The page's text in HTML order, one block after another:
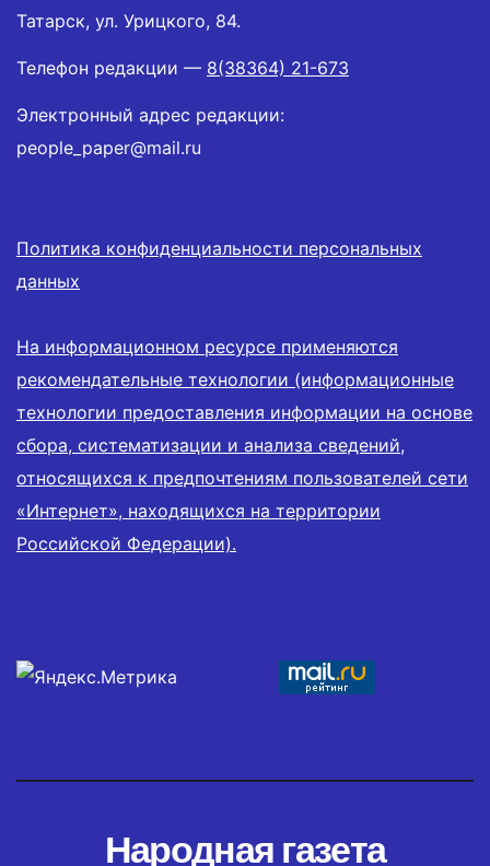
Татарск, ул. Урицкого, 84.
Телефон редакции — 8(38364) 21-673
Электронный адрес редакции:
people_paper@mail.ru
Политика конфиденциальности персональных
данных
На информационном ресурсе применяются
рекомендательные технологии (информационные
технологии предоставления информации на основе
сбора, систематизации и анализа сведений,
относящихся к предпочтениям пользователей сети
«Интернет», находящихся на территории
Российской Федерации).
Народная газета